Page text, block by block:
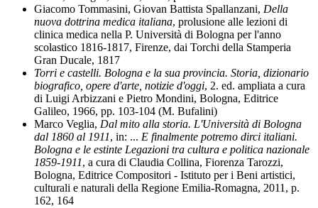
Giacomo Tommasini, Giovan Battista Spallanzani, Della
nuova dottrina medica italiana, prolusione alle lezioni di
clinica medica nella P. Università di Bologna per l'anno
scolastico 1816-1817, Firenze, dai Torchi della Stamperia
Gran Ducale, 1817
Torri e castelli. Bologna e la sua provincia. Storia, dizionario
biografico, opere d'arte, notizie d'oggi, 2. ed. ampliata a cura
di Luigi Arbizzani e Pietro Mondini, Bologna, Editrice
Galileo, 1966, pp. 103-104 (M. Bufalini)
Marco Veglia, Dal mito alla storia. L'Università di Bologna
dal 1860 al 1911, in: ... E finalmente potremo dirci italiani.
Bologna e le estinte Legazioni tra cultura e politica nazionale
1859-1911, a cura di Claudia Collina, Fiorenza Tarozzi,
Bologna, Editrice Compositori - Istituto per i Beni artistici,
culturali e naturali della Regione Emilia-Romagna, 2011, p.
162, 164